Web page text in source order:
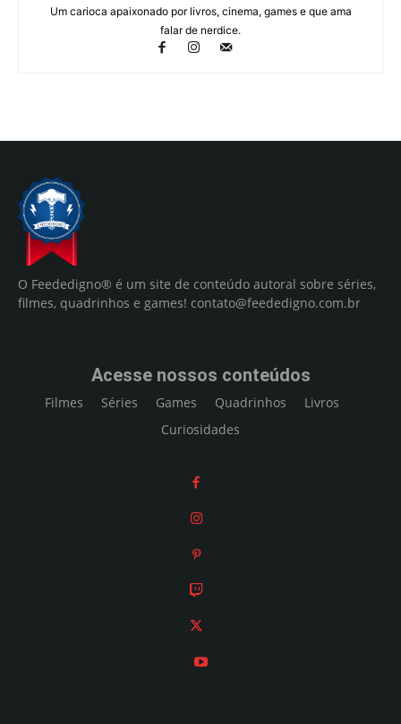
Um carioca apaixonado por livros, cinema, games e que ama
falar de nerdice.
O Feededigno® é um site de conteúdo autoral sobre séries,
filmes, quadrinhos e games! contato@feededigno.com.br
Acesse nossos conteúdos
Filmes Séries Games Quadrinhos
Livros
Curiosidades